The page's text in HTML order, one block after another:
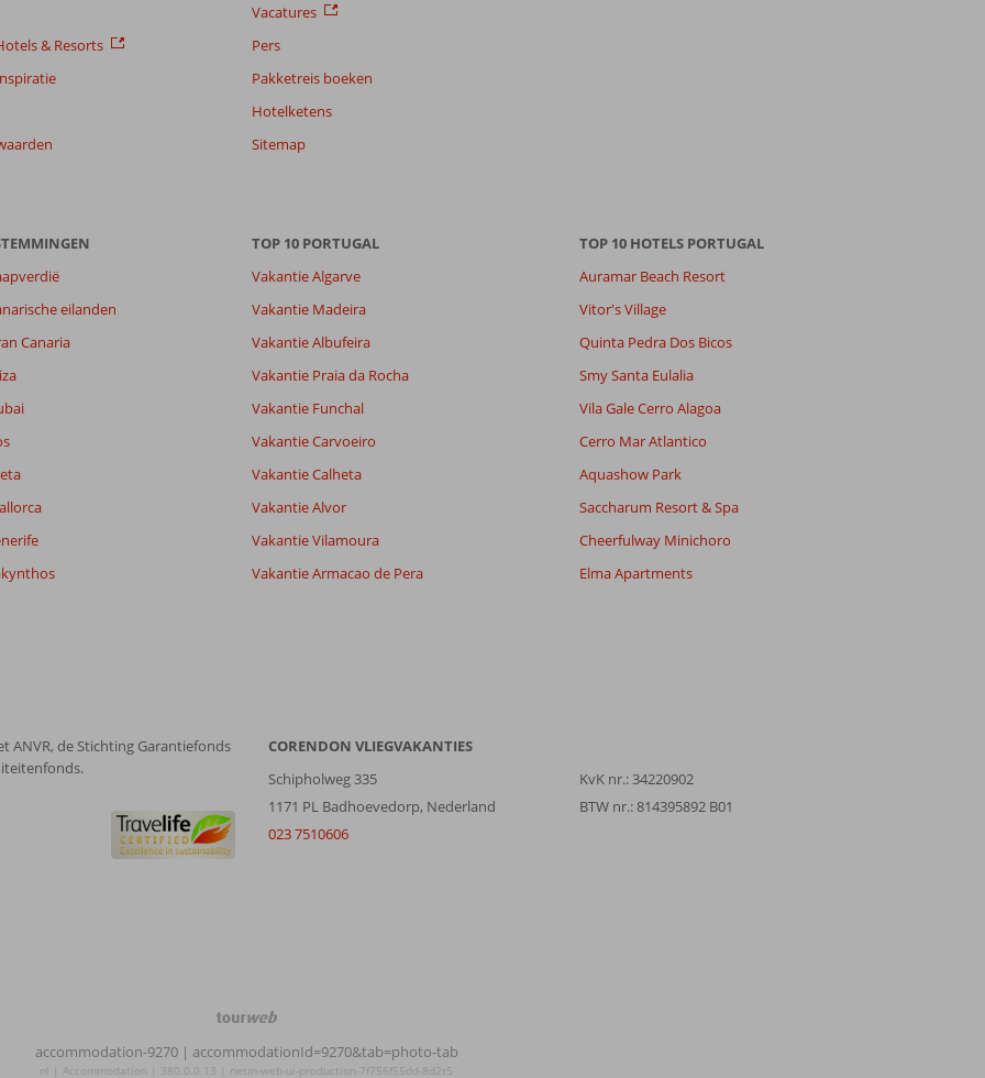
& Resorts
Vacatures
Pers
Pakketreis boeken
Hotelketens
Sitemap
eilanden
Canaria
TOP 10 PORTUGAL
Vakantie Algarve
Vakantie Madeira
Vakantie Albufeira
Vakantie Praia da Rocha
Vakantie Funchal
Vakantie Carvoeiro
Vakantie Calheta
Vakantie Alvor
Vakantie Vilamoura
Vakantie Armacao de Pera
TOP 10 HOTELS PORTUGAL
Auramar Beach Resort
Vitor's Village
Quinta Pedra Dos Bicos
Smy Santa Eulalia
Vila Gale Cerro Alagoa
Cerro Mar Atlantico
Aquashow Park
Saccharum Resort & Spa
Cheerfulway Minichoro
Elma Apartments
ANVR, de Stichting Garantiefonds
CORENDON VLIEGVAKANTIES
Schipholweg 335
1171 PL Badhoevedorp, Nederland
023 7510606
KvK nr.: 34220902
BTW nr.: 814395892 B01
TourWeb
NetMatch
accommodation-9270 | accommodationId=9270&tab=photo-tab
nl | Accommodation | 380.0.0.13 | netm-web-ui-production-7f756f55dd-8d2r5